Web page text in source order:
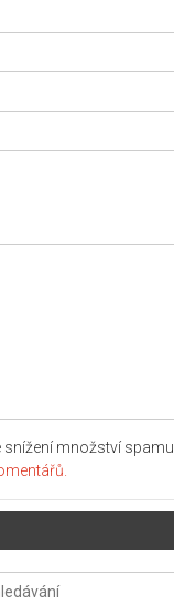
množství spamu.